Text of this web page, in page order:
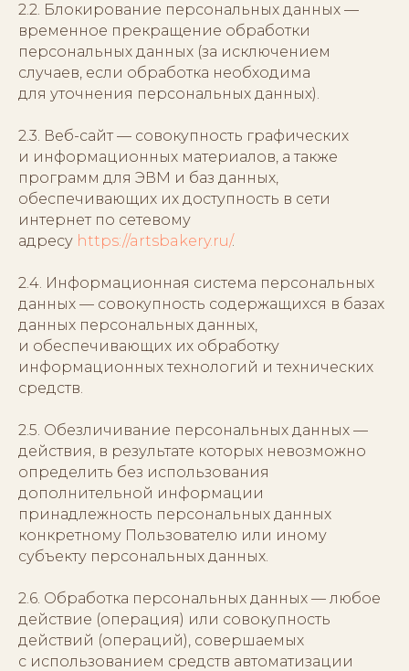
2.2. Блокирование персональных данных —
временное прекращение обработки
персональных данных (за исключением
случаев, если обработка необходима
для уточнения персональных данных).
2.3. Веб-сайт — совокупность графических
и информационных материалов, а также
программ для ЭВМ и баз данных,
обеспечивающих их доступность в сети
интернет по сетевому
адресу https://artsbakery.ru/.
2.4. Информационная система персональных
данных — совокупность содержащихся в базах
данных персональных данных,
и обеспечивающих их обработку
информационных технологий и технических
средств.
2.5. Обезличивание персональных данных —
действия, в результате которых невозможно
определить без использования
дополнительной информации
принадлежность персональных данных
конкретному Пользователю или иному
субъекту персональных данных.
2.6. Обработка персональных данных — любое
действие (операция) или совокупность
действий (операций), совершаемых
с использованием средств автоматизации